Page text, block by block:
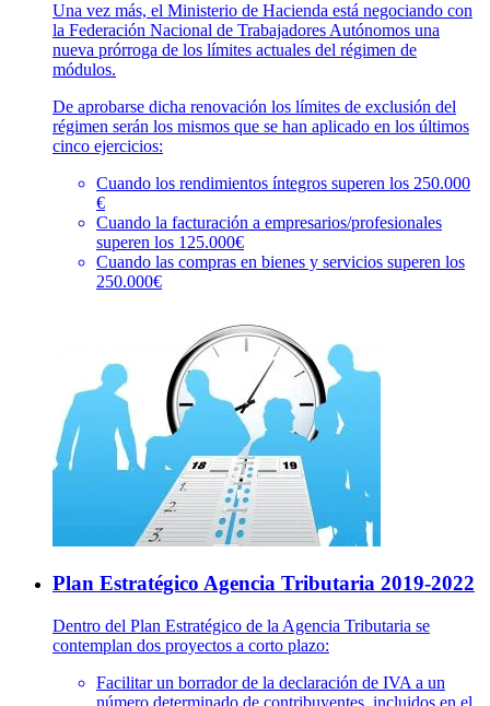
Una vez más, el Ministerio de Hacienda está negociando con
la Federación Nacional de Trabajadores Autónomos una
nueva prórroga de los límites actuales del régimen de
módulos.
De aprobarse dicha renovación los límites de exclusión del
régimen serán los mismos que se han aplicado en los últimos
cinco ejercicios:
Cuando los rendimientos íntegros superen los 250.000
€
Cuando la facturación a empresarios/profesionales
superen los 125.000€
Cuando las compras en bienes y servicios superen los
250.000€
Plan Estratégico Agencia Tributaria 2019-2022
Dentro del Plan Estratégico de la Agencia Tributaria se
contemplan dos proyectos a corto plazo:
Facilitar un borrador de la declaración de IVA a un
número determinado de contribuyentes, incluidos en el